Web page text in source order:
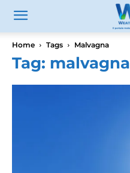
Home Tags Malvagna
Tag: malvagna